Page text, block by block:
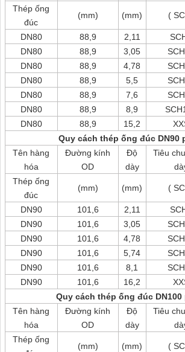
Thép ống
đúc
(mm) (mm) (
DN80 88,9 2,11
DN80
88,9 3,05
DN80
88,9 4,78
DN80
88,9 5,5
DN80
88,9 7,6
DN80
88,9 8,9
DN80
88,9 15,2
Quy cách thép ống đúc DN90
Tên hàng
hóa
Đường kính
OD
Độ
dày
Tiêu
Thép ống
đúc
(mm) (mm) (
DN90 101,6 2,11
DN90
101,6 3,05
DN90
101,6 4,78
DN90
101,6 5,74
DN90
101,6 8,1
DN90
101,6 16,2
Quy cách thép ống đúc DN100
Tên hàng
hóa
Đường kính
OD
Độ
dày
Tiêu
Thép ống
(mm) (mm) (